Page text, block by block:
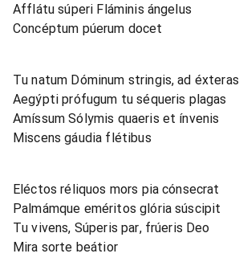
Afflátu súperi Fláminis ángelus
Concéptum púerum docet
Tu natum Dóminum stringis, ad éxteras
Aegýpti prófugum tu séqueris plagas
Amíssum Sólymis quaeris et ínvenis
Miscens gáudia flétibus
Eléctos réliquos mors pia cónsecrat
Palmámque eméritos glória súscipit
Tu vivens, Súperis par, frúeris Deo
Mira sorte beátior